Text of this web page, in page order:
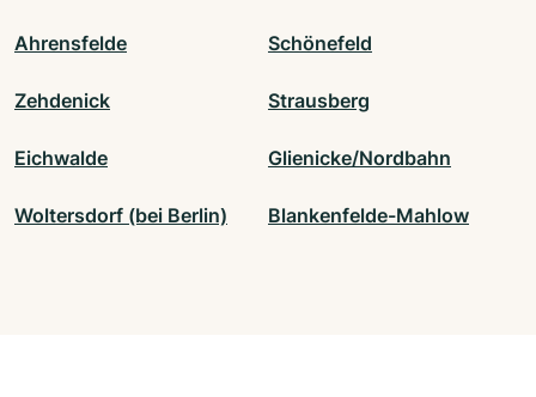
Ahrensfelde Schönefeld
Zehdenick Strausberg
Eichwalde Glienicke/Nordbahn
Woltersdorf (bei Berlin) Blankenfelde-Mahlow